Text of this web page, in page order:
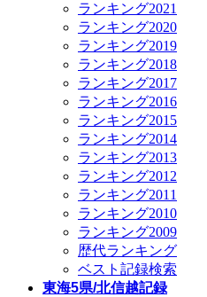
ランキング2021
ランキング2020
ランキング2019
ランキング2018
ランキング2017
ランキング2016
ランキング2015
ランキング2014
ランキング2013
ランキング2012
ランキング2011
ランキング2010
ランキング2009
歴代ランキング
ベスト記録検索
東海5県/北信越記録